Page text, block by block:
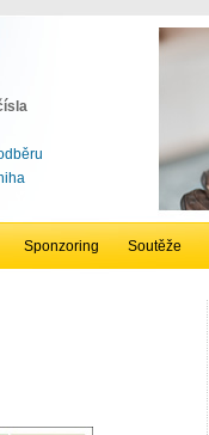
Sponzoring Soutěže